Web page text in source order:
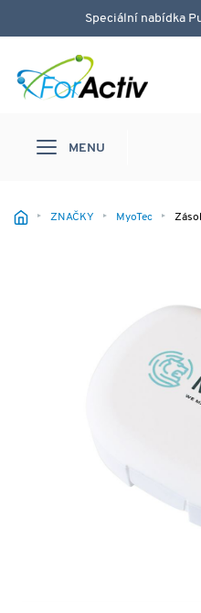
Speciální nabídka
MENU
ZNAČKY MyoTec